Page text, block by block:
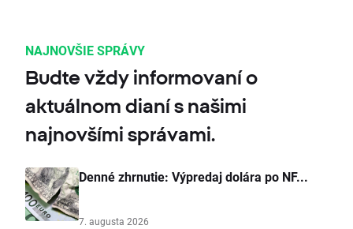
NAJNOVŠIE SPRÁVY
Budte vždy informovaní o
aktuálnom dianí s našimi
najnovšími správami.
Denné zhrnutie: Výpredaj dolára po NF...
7. augusta 2026